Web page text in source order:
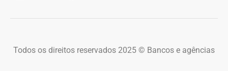
Todos os direitos reservados 2025 © Bancos e agências